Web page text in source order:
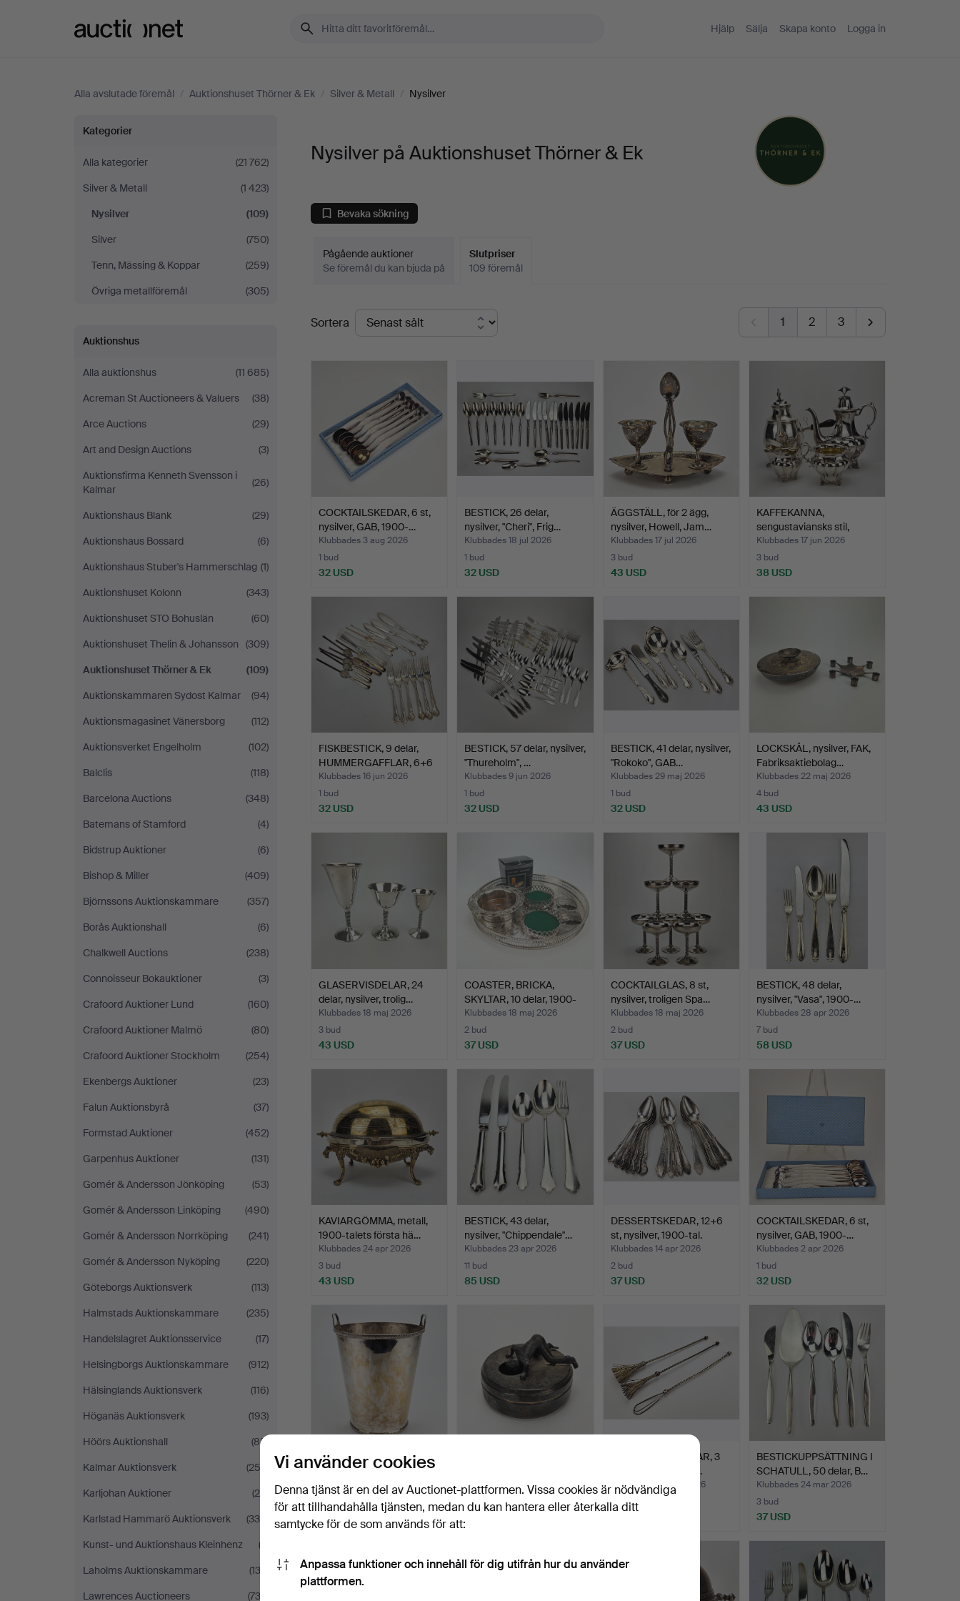
Hjälp Sälja Skapa konto Logga in
Alla avslutade föremål / Auktionshuset Thörner & Ek / Silver & Metall / Nysilver
Nysilver
på
Auktionshuset
Thörner
Ek
Kategorier
Alla kategorier
(21 762)
Silver & Metall
(1 423)
Nysilver
(109)
Silver
(750)
Tenn, Mässing & Koppar
(259)
Övriga metallföremål
(305)
Auktionshus
Alla auktionshus
(11 685)
Acreman St Auctioneers & Valuers
(38)
Arce Auctions
(29)
Art and Design Auctions
(3)
Auktionsfirma Kenneth Svensson i
Kalmar
(26)
Auktionshaus Blank
(29)
Auktionshaus Bossard
(6)
Auktionshaus Stuber's Hammerschlag (1)
Auktionshuset Kolonn
(343)
Auktionshuset STO Bohuslän
(60)
Auktionshuset Thelin & Johansson
(309)
Auktionshuset Thörner & Ek
(109)
Auktionskammaren Sydost Kalmar
(94)
Auktionsmagasinet Vänersborg
(112)
Auktionsverket Engelholm
(102)
Balclis
(118)
Barcelona Auctions
(348)
Batemans of Stamford
(4)
Bidstrup Auktioner
(6)
Bishop & Miller
(409)
Björnssons Auktionskammare
(357)
Borås Auktionshall
(6)
Chalkwell Auctions
(238)
Connoisseur Bokauktioner
(3)
Crafoord Auktioner Lund
(160)
Crafoord Auktioner Malmö
(80)
Crafoord Auktioner Stockholm
(254)
Ekenbergs Auktioner
(23)
Falun Auktionsbyrå
(37)
Formstad Auktioner
(452)
Garpenhus Auktioner
(131)
Gomér & Andersson Jönköping
(53)
Gomér & Andersson Linköping
(490)
Gomér & Andersson Norrköping
(241)
Gomér & Andersson Nyköping
(220)
Göteborgs Auktionsverk
(113)
Halmstads Auktionskammare
(235)
Handelslagret Auktionsservice
(17)
Helsingborgs Auktionskammare
(912)
Hälsinglands Auktionsverk
(116)
Höganäs Auktionsverk
(193)
Höörs Auktionshall
(85)
Kalmar Auktionsverk
(252)
Karljohan Auktioner
(25)
Karlstad Hammarö Auktionsverk
(330)
Kunst- und Auktionshaus Kleinhenz
(3)
Laholms Auktionskammare
(132)
Lawrences Auctioneers
(732)
Nysilver på Auktionshuset Thörner & Ek
Bevaka sökning
Pågående auktioner
Se föremål du kan bjuda på
Slutpriser
109 föremål
Slutpriser
Sortera 1 2 3
COCKTAILSKEDAR, 6 st,
nysilver, GAB, 1900-…
Klubbades 3 aug 2026
1 bud
32 USD
BESTICK, 26 delar,
nysilver, "Cheri", Frig…
Klubbades 18 jul 2026
1 bud
32 USD
ÄGGSTÄLL, för 2 ägg,
nysilver, Howell, Jam…
Klubbades 17 jul 2026
3 bud
43 USD
KAFFEKANNA,
sengustaviansks stil,
nysilver…
Klubbades 17 jun 2026
3 bud
38 USD
FISKBESTICK, 9 delar,
HUMMERGAFFLAR, 6+6
s…
Klubbades 16 jun 2026
1 bud
32 USD
BESTICK, 57 delar, nysilver,
"Thureholm", …
Klubbades 9 jun 2026
1 bud
32 USD
BESTICK, 41 delar, nysilver,
"Rokoko", GAB…
Klubbades 29 maj 2026
1 bud
32 USD
LOCKSKÅL, nysilver, FAK,
Fabriksaktiebolag…
Klubbades 22 maj 2026
4 bud
43 USD
GLASERVISDELAR, 24
delar, nysilver, trolig…
Klubbades 18 maj 2026
3 bud
43 USD
COASTER, BRICKA,
SKYLTAR, 10 delar, 1900-
t…
Klubbades 18 maj 2026
2 bud
37 USD
COCKTAILGLAS, 8 st,
nysilver, troligen Spa…
Klubbades 18 maj 2026
2 bud
37 USD
BESTICK, 48 delar,
nysilver, "Vasa", 1900-…
Klubbades 28 apr 2026
7 bud
58 USD
KAVIARGÖMMA, metall,
1900-talets första hä…
Klubbades 24 apr 2026
3 bud
43 USD
BESTICK, 43 delar,
nysilver, "Chippendale"…
Klubbades 23 apr 2026
11 bud
85 USD
DESSERTSKEDAR, 12+6
st, nysilver, 1900-tal.
Klubbades 14 apr 2026
2 bud
37 USD
COCKTAILSKEDAR, 6 st,
nysilver, GAB, 1900-…
Klubbades 2 apr 2026
1 bud
32 USD
CHAMPAGNEKYLARE,
nysilver, SW & S, England.
Klubbades 1 apr 2026
4 bud
43 USD
Klubbades 1 apr 2026
2 bud
CHAMPAGNEVISPAR, 3
st, nysilver, 1900-tal.
Klubbades 29 mar 2026
1 bud
BESTICKUPPSÄTTNING I
SCHATULL, 50 delar, B…
Klubbades 24 mar 2026
3 bud
37 USD
Vi använder cookies
Denna tjänst är en del av Auctionet-plattformen. Vissa cookies är nödvändiga
för att tillhandahålla tjänsten, medan du kan hantera eller återkalla ditt
samtycke för de som används för att:
Anpassa funktioner och innehåll för dig utifrån hur du använder
plattformen.